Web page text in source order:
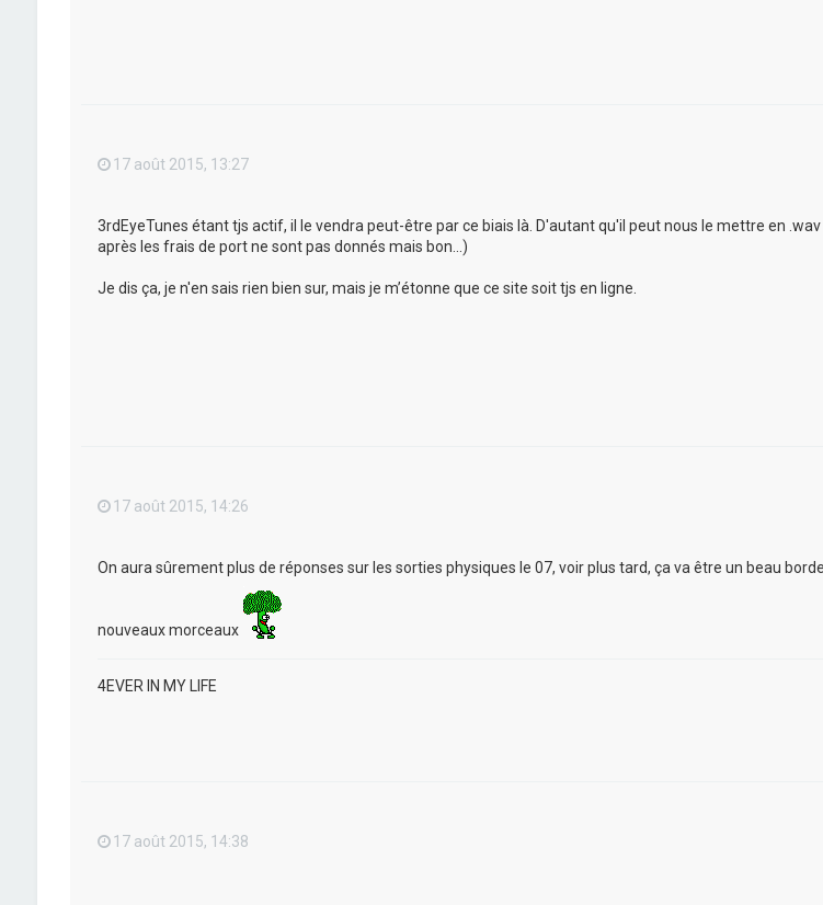
17 août 2015, 13:27
3rdEyeTunes étant tjs actif, il le vendra peut-être par ce biais là. D'autant qu'il peut nous le mettre en
après les frais de port ne sont pas donnés mais bon...)
Je dis ça, je n'en sais rien bien sur, mais je m’étonne que ce site soit tjs en ligne.
17 août 2015, 14:26
On aura sûrement plus de réponses sur les sorties physiques le 07, voir plus tard, ça va être un beau
nouveaux morceaux
4EVER IN MY LIFE
17 août 2015, 14:38